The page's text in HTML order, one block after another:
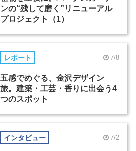
ンの“残して磨く”リニューアル
プロジェクト（1）
レポート 7/8
五感でめぐる、金沢デザイン
旅。建築・工芸・香りに出会う4
つのスポット
インタビュー 7/2